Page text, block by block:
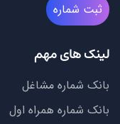
ثبت شماره
لینک های مهم
بانک شماره مشاغل
بانک شماره همراه اول